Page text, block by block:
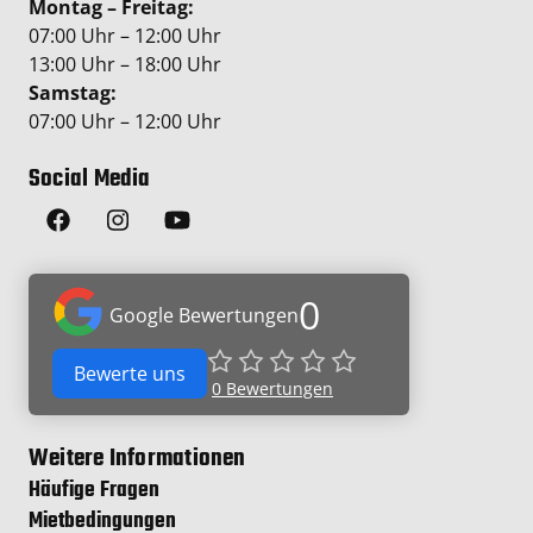
Montag – Freitag:
07:00 Uhr – 12:00 Uhr
13:00 Uhr – 18:00 Uhr
Samstag:
07:00 Uhr – 12:00 Uhr
Social Media
Google Bewertungen0
Bewerte uns
0 Bewertungen
Weitere Informationen
Häufige Fragen
Mietbedingungen